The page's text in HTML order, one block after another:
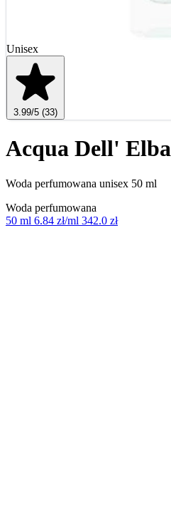
Unisex
3.99/5 (33)
Acqua Dell'
Woda perfumowana unisex 50 ml
Woda perfumowana
50 ml 6.84 zł/ml 342.0 zł